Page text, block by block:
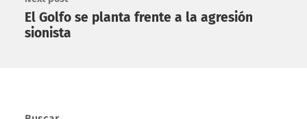
El Golfo se planta frente a la agresión
sionista